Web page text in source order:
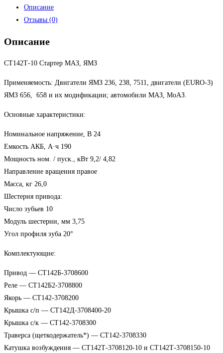
Описание
Отзывы (0)
Описание
СТ142Т-10 Стартер МАЗ, ЯМЗ
Применяемость: Двигатели ЯМЗ 236, 238, 7511, двигатели (EURO-3)
ЯМЗ 656, 658 и их модификации; автомобили МАЗ, МоАЗ.
Основные характеристики:
Номинальное напряжение, В 24
Емкость АКБ, А·ч 190
Мощность ном. / пуск., кВт 9,2/ 4,82
Направление вращения правое
Масса, кг 26,0
Шестерня привода:
Число зубьев 10
Модуль шестерни, мм 3,75
Угол профиля зуба 20°
Комплектующие:
Привод — СТ142Б-3708600
Реле — СТ142Б2-3708800
Якорь — СТ142-3708200
Крышка с/п — СТ142Д-3708400-20
Крышка с/к — СТ142-3708300
Траверса (щеткодержатель*) — СТ142-3708330
Катушка возбуждения — СТ142Т-3708120-10 и СТ142Т-3708150-10